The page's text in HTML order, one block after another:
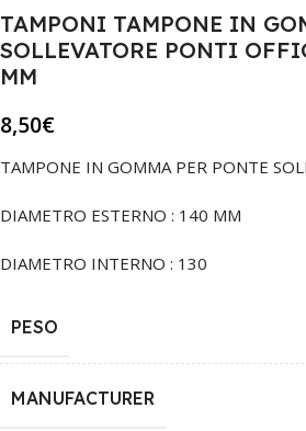
TAMPONI TAMPONE IN
SOLLEVATORE PONTI
MM
8,50€
TAMPONE IN GOMMA PER PONTE
DIAMETRO ESTERNO : 140 MM
DIAMETRO INTERNO : 130
PESO
MANUFACTURER